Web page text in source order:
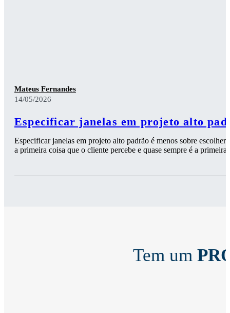
Mateus Fernandes
14/05/2026
Especificar janelas em projeto alto
Especificar janelas em projeto alto padrão é menos sobre
a primeira coisa que o cliente percebe e quase sempre é a
Tem um